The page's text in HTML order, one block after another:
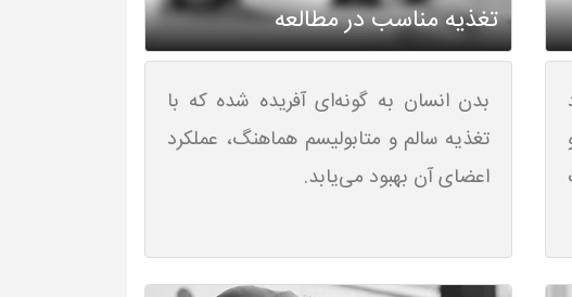
تغذیه مناسب در مطالعه
بدن انسان به گونه‌ای آفریده شده که با
تغذیه سالم و متابولیسم هماهنگ، عملکرد
اعضای آن بهبود می‌یابد.